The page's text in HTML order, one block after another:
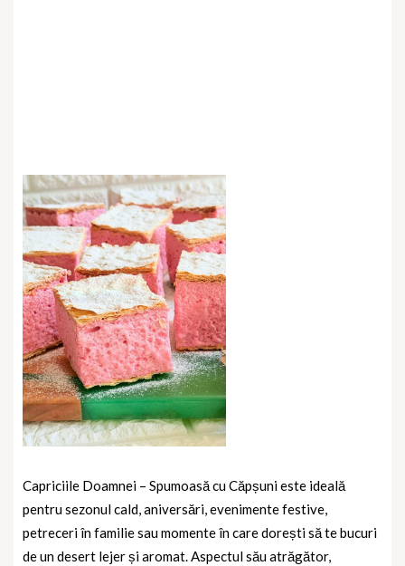
Capriciile Doamnei – Spumoasă cu Căpșuni este ideală
pentru sezonul cald, aniversări, evenimente festive,
petreceri în familie sau momente în care dorești să te bucuri
de un desert lejer și aromat. Aspectul său atrăgător,